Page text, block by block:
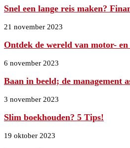
Snel een lange reis maken?
21 november 2023
Ontdek de wereld van motor-
6 november 2023
Baan in beeld; de management
3 november 2023
Slim boekhouden? 5 Tips!
19 oktober 2023